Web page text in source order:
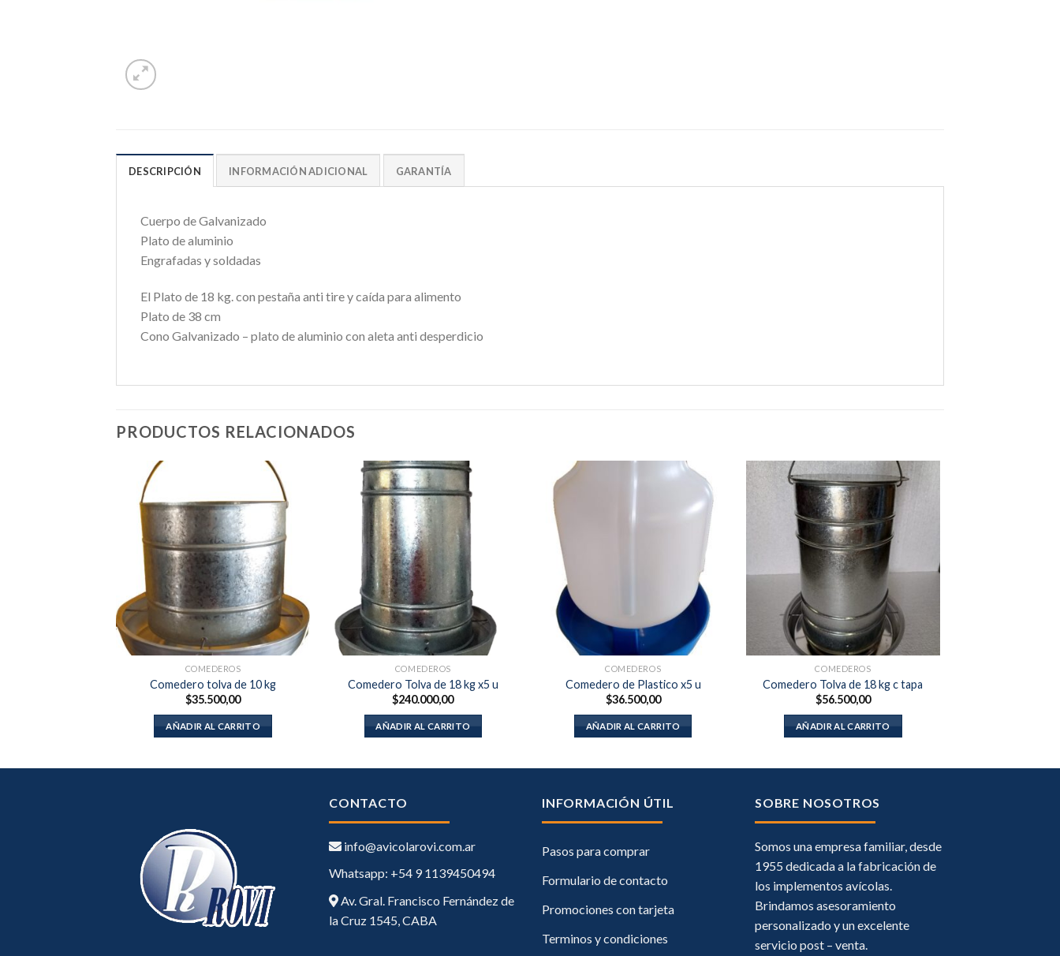
DESCRIPCIÓN INFORMACIÓN ADICIONAL GARANTÍA
Cuerpo de Galvanizado
Plato de aluminio
Engrafadas y soldadas
El Plato de 18 kg. con pestaña anti tire y caída para alimento
Plato de 38 cm
Cono Galvanizado – plato de aluminio con aleta anti desperdicio
PRODUCTOS RELACIONADOS
COMEDEROS
Comedero tolva de 10 kg
$35.500,00
AÑADIR AL CARRITO
COMEDEROS
Comedero Tolva de 18 kg x5 u
$240.000,00
AÑADIR AL CARRITO
COMEDEROS
Comedero de Plastico x5 u
$36.500,00
AÑADIR AL CARRITO
COMEDEROS
Comedero Tolva de 18 kg c tapa
$56.500,00
AÑADIR AL CARRITO
CONTACTO
info@avicolarovi.com.ar
Whatsapp: +54 9 1139450494
Av. Gral. Francisco Fernández de
la Cruz 1545, CABA
INFORMACIÓN ÚTIL
Pasos para comprar
Formulario de contacto
Promociones con tarjeta
Terminos y condiciones
SOBRE NOSOTROS
Somos una empresa familiar, desde
1955 dedicada a la fabricación de
los implementos avícolas.
Brindamos asesoramiento
personalizado y un excelente
servicio post – venta.